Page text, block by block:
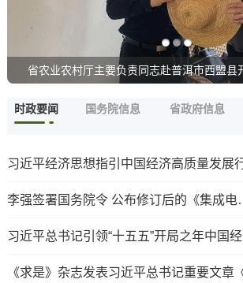
省农业农村厅主要负责同志赴普洱市西盟县
时政要闻 国务院信息 省政府信息
李强签署国务院令
习